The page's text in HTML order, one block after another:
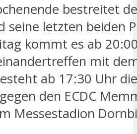
bestreitet
seine letzten beiden
kommt es ab
mit
ab 17:30 Uhr
den ECDC
Messestadion